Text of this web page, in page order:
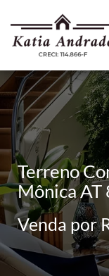
Terreno
Mônica AT
Venda por